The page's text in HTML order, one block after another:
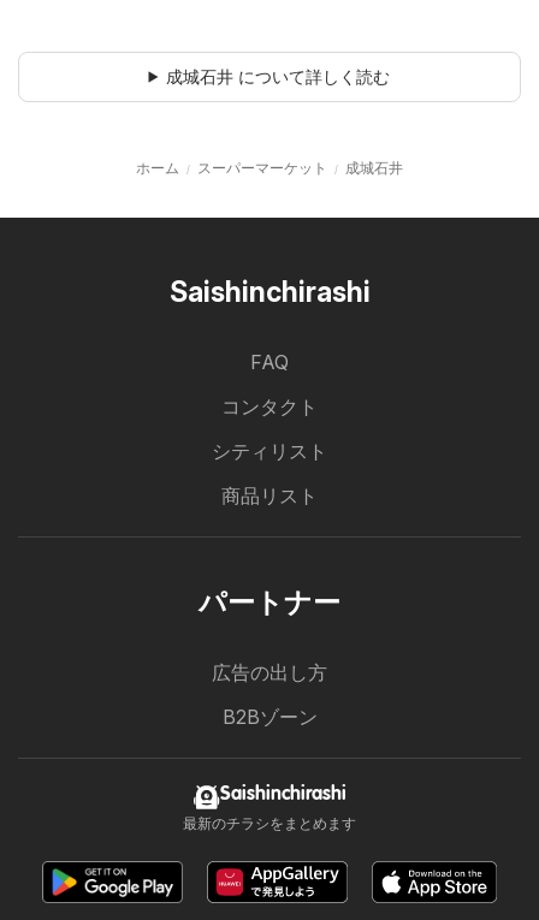
成城石井 について詳しく読む
ホーム スーパーマーケット 成城石井
Saishinchirashi
FAQ
コンタクト
シティリスト
商品リスト
パートナー
広告の出し方
B2Bゾーン
Saishinchirashi
最新のチラシをまとめます